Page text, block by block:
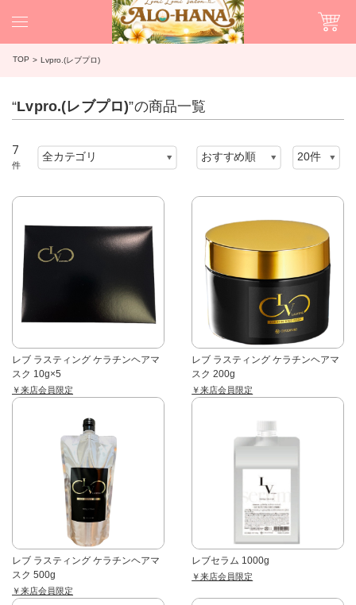
TOP Lvpro.(レブプロ)
“Lvpro.(レブプロ)”の商品一覧
7
件
レブ ラスティング ケラチンヘアマ
スク 10g×5
￥来店会員限定
レブ ラスティング ケラチンヘアマ
スク 200g
￥来店会員限定
レブ ラスティング ケラチンヘアマ
スク 500g
￥来店会員限定
レブセラム 1000g
￥来店会員限定